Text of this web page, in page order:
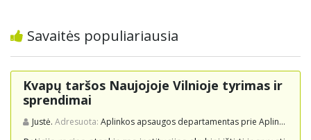
Savaitės populiariausia
Kvapų taršos Naujojoje Vilnioje tyrimas ir
sprendimai
Justė. Adresuota: Aplinkos apsaugos departamentas prie Aplinkos ministerijos